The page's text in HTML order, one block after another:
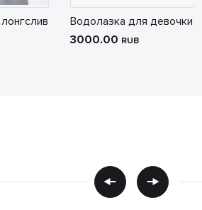
Водолазка для девочки
3000.00 RUB